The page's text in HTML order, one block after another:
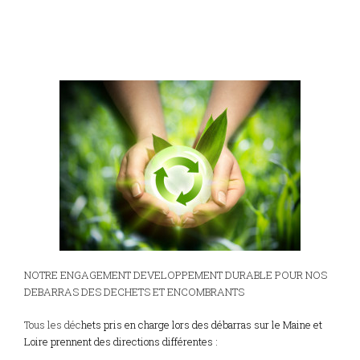
NOTRE ENGAGEMENT DEVELOPPEMENT DURABLE POUR NOS
DEBARRAS DES DECHETS ET ENCOMBRANTS
Tous les déchets pris en charge lors des débarras sur le Maine et
Loire prennent des directions différentes :